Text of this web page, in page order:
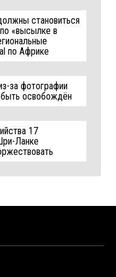
становиться
«высылке в
по Африке
за фотографии
освобождён
17
Ланке